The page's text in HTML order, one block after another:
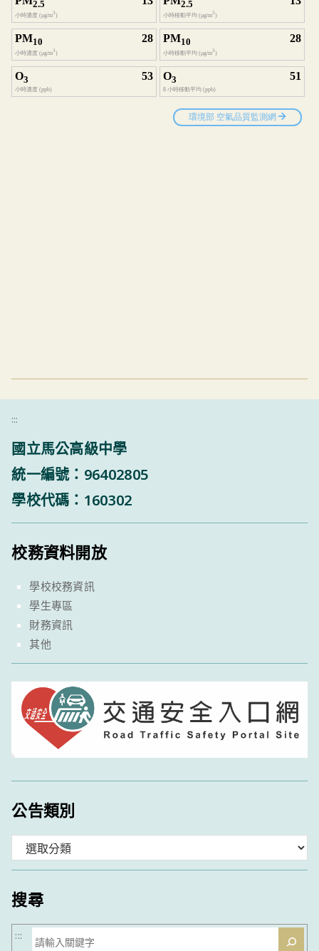
:::
國立馬公高級中學
統一編號：96402805
學校代碼：160302
校務資料開放
學校校務資訊
學生專區
財務資訊
其他
公告類別
類
搜尋
搜
:::